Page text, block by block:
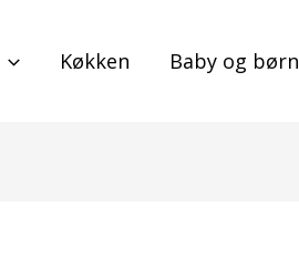
Køkken Baby og børn